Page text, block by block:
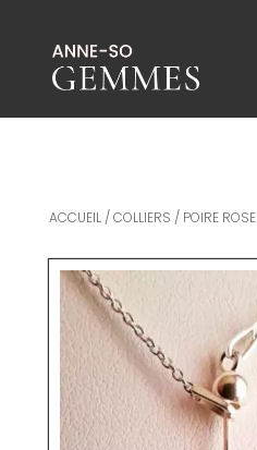
ACCUEIL/COLLIERS / POIRE ROSE